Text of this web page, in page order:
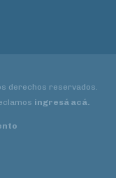
derechos reservados.
ingresá acá.